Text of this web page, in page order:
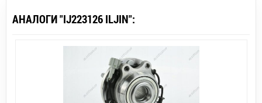
АНАЛОГИ "IJ223126 ILJIN":